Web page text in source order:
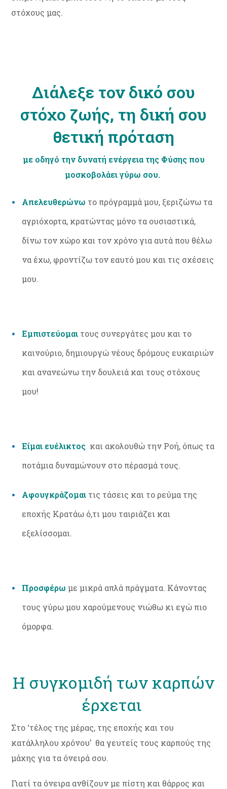
στόχους μας.
Διάλεξε τον δικό σου
στόχο ζωής, τη δική σου
θετική πρόταση
με οδηγό την δυνατή ενέργεια της Φύσης που
μοσκοβολάει γύρω σου.
Απελευθερώνω το πρόγραμμά μου, ξεριζώνω τα
αγριόχορτα, κρατώντας μόνο τα ουσιαστικά,
δίνω τον χώρο και τον χρόνο για αυτά που θέλω
να έχω, φροντίζω τον εαυτό μου και τις σχέσεις
μου.
Εμπιστεύομαι τους συνεργάτες μου και το
καινούριο, δημιουργώ νέους δρόμους ευκαιριών
και ανανεώνω την δουλειά και τους στόχους
μου!
Είμαι ευέλικτος και ακολουθώ την Ροή, όπως τα
ποτάμια δυναμώνουν στο πέρασμά τους.
Αφουγκράζομαι τις τάσεις και το ρεύμα της
εποχής Κρατάω ό,τι μου ταιριάζει και
εξελίσσομαι.
Προσφέρωμε μικρά απλά πράγματα. Κάνοντας
τους γύρω μου χαρούμενους νιώθω κι εγώ πιο
όμορφα.
Η συγκομιδή των καρπών
έρχεται
Στο ‘τέλος της μέρας, της εποχής και του
κατάλληλου χρόνου’ θα γευτείς τους καρπούς της
μάχης για τα όνειρά σου.
Γιατί τα όνειρα ανθίζουν με πίστη και θάρρος και